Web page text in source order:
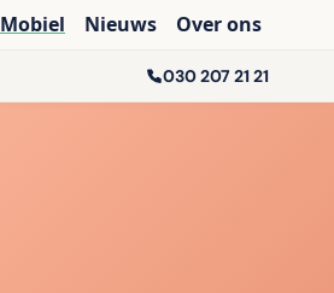
Mobiel Nieuws Over ons
030 207 21 21